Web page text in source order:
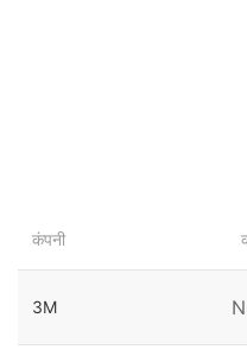
कंपनी
3M